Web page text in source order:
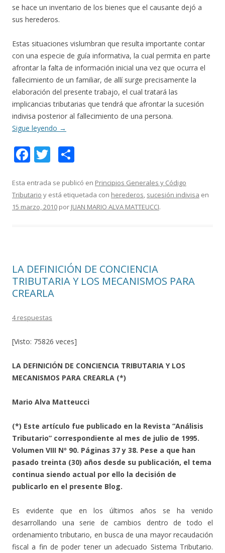
se hace un inventario de los bienes que el causante dejó a
sus herederos.
Estas situaciones vislumbran que resulta importante contar
con una especie de guía informativa, la cual permita en parte
afrontar la falta de información inicial una vez que ocurra el
fallecimiento de un familiar, de allí surge precisamente la
elaboración del presente trabajo, el cual tratará las
implicancias tributarias que tendrá que afrontar la sucesión
indivisa posterior al fallecimiento de una persona.
Sigue leyendo →
F
e
b
T
itt
er
m
p
Esta entrada se publicó en Principios Generales y Código
Tributario y está etiquetada con herederos, sucesión indivisa en
15 marzo, 2010 por JUAN MARIO ALVA MATTEUCCI.
LA DEFINICIÓN DE CONCIENCIA
TRIBUTARIA Y LOS MECANISMOS PARA
CREARLA
4 respuestas
[Visto: 75826 veces]
LA DEFINICIÓN DE CONCIENCIA TRIBUTARIA Y LOS
MECANISMOS PARA CREARLA (*)
Mario Alva Matteucci
(*) Este artículo fue publicado en la Revista “Análisis
Tributario” correspondiente al mes de julio de 1995.
Volumen VIII Nº 90. Páginas 37 y 38. Pese a que han
pasado treinta (30) años desde su publicación, el tema
continua siendo actual por ello la decisión de
publicarlo en el presente Blog.
Es evidente que en los últimos años se ha venido
desarrollando una serie de cambios dentro de todo el
ordenamiento tributario, en busca de una mayor recaudación
fiscal a fin de poder tener un adecuado Sistema Tributario.